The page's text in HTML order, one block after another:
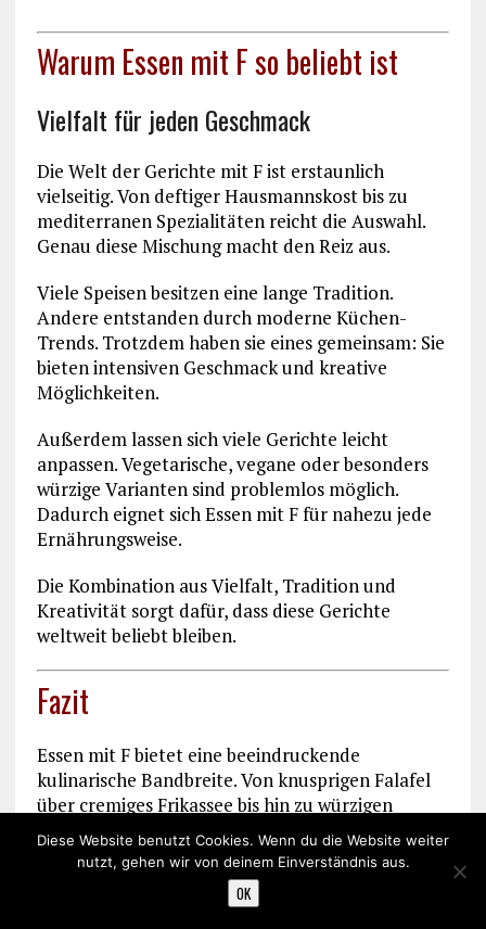
Warum Essen mit F so beliebt ist
Vielfalt für jeden Geschmack
Die Welt der Gerichte mit F ist erstaunlich
vielseitig. Von deftiger Hausmannskost bis zu
mediterranen Spezialitäten reicht die Auswahl.
Genau diese Mischung macht den Reiz aus.
Viele Speisen besitzen eine lange Tradition.
Andere entstanden durch moderne Küchen-
Trends. Trotzdem haben sie eines gemeinsam: Sie
bieten intensiven Geschmack und kreative
Möglichkeiten.
Außerdem lassen sich viele Gerichte leicht
anpassen. Vegetarische, vegane oder besonders
würzige Varianten sind problemlos möglich.
Dadurch eignet sich Essen mit F für nahezu jede
Ernährungsweise.
Die Kombination aus Vielfalt, Tradition und
Kreativität sorgt dafür, dass diese Gerichte
weltweit beliebt bleiben.
Fazit
Essen mit F bietet eine beeindruckende
kulinarische Bandbreite. Von knusprigen Falafel
über cremiges Frikassee bis hin zu würzigen
Fajitas reicht die Vielfalt. Viele Gerichte stammen
aus traditionellen Küchen und haben sich
international etabliert.Steinbeißerfilet
zubereiten – edler Fisch
Diese Website benutzt Cookies. Wenn du die Website weiter
nutzt, gehen wir von deinem Einverständnis aus.
OK